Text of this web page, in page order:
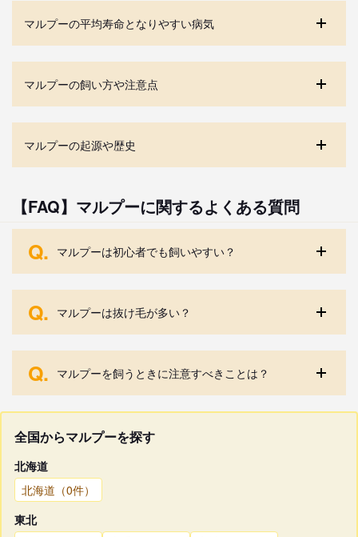
マルプーの平均寿命となりやすい病気
マルプーの飼い方や注意点
マルプーの起源や歴史
【FAQ】マルプーに関するよくある質問
Q. マルプーは初心者でも飼いやすい？
Q. マルプーは抜け毛が多い？
Q. マルプーを飼うときに注意すべきことは？
全国からマルプーを探す
北海道
北海道（0件）
東北